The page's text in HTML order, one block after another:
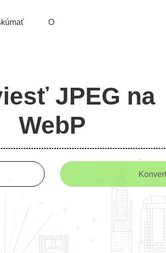
O
JPEG na
WebP